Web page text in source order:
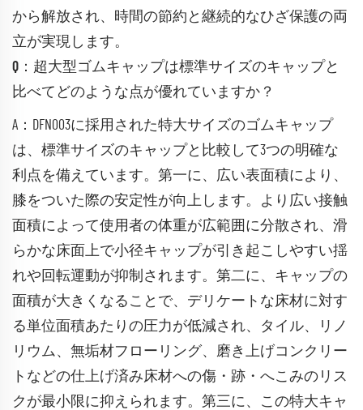
から解放され、時間の節約と継続的なひざ保護の両
立が実現します。
Q：超大型ゴムキャップは標準サイズのキャップと
比べてどのような点が優れていますか？
A：DFN003に採用された特大サイズのゴムキャップ
は、標準サイズのキャップと比較して3つの明確な
利点を備えています。第一に、広い表面積により、
膝をついた際の安定性が向上します。より広い接触
面積によって使用者の体重が広範囲に分散され、滑
らかな床面上で小径キャップが引き起こしやすい揺
れや回転運動が抑制されます。第二に、キャップの
面積が大きくなることで、デリケートな床材に対す
る単位面積あたりの圧力が低減され、タイル、リノ
リウム、無垢材フローリング、磨き上げコンクリー
トなどの仕上げ済み床材への傷・跡・へこみのリス
クが最小限に抑えられます。第三に、この特大キャ